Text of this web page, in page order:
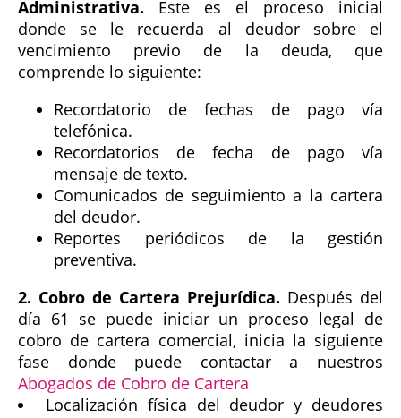
Administrativa. Este es el proceso inicial
donde se le recuerda al deudor sobre el
vencimiento previo de la deuda, que
comprende lo siguiente:
Recordatorio de fechas de pago vía
telefónica.
Recordatorios de fecha de pago vía
mensaje de texto.
Comunicados de seguimiento a la cartera
del deudor.
Reportes periódicos de la gestión
preventiva.
2. Cobro de Cartera Prejurídica. Después del
día 61 se puede iniciar un proceso legal de
cobro de cartera comercial, inicia la siguiente
fase donde puede contactar a nuestros
Abogados de Cobro de Cartera
Localización física del deudor y deudores